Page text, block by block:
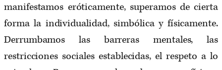
manifestamos eróticamente, superamos de cierta
forma la individualidad, simbólica y físicamente.
Derrumbamos las barreras mentales, las
restricciones sociales establecidas, el respeto a lo